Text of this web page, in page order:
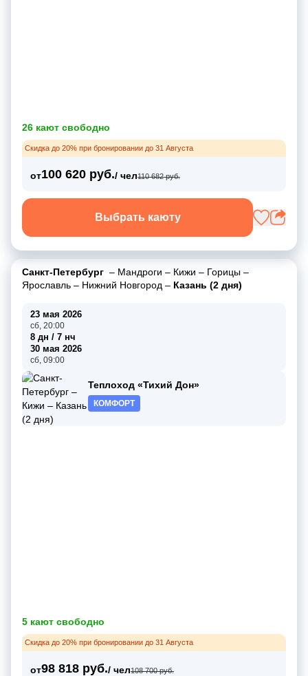
26 кают свободно
Скидка до 20% при бронировании до 31 Августа
от100 620 руб./ чел110 682 руб.
Выбрать каюту
Санкт-Петербург – Мандроги – Кижи – Горицы –
Ярославль – Нижний Новгород – Казань (2 дня)
23 мая 2026
сб, 20:00
8 дн / 7 нч
30 мая 2026
сб, 09:00
Теплоход «Тихий Дон»
КОМФОРТ
5 кают свободно
Скидка до 20% при бронировании до 31 Августа
от98 818 руб./ чел108 700 руб.